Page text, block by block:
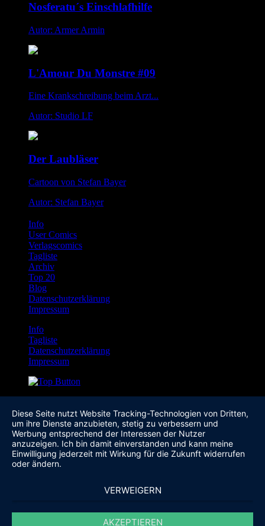
Nosferatu´s Einschlafhilfe
Autor: Armer Armin
L'Amour Du Monstre #09
Eine Krankschreibung beim Arzt...
Autor: Studio LF
Der Laubläser
Cartoon von Stefan Bayer
Autor: Stefan Bayer
Info
User Comics
Verlagscomics
Tagliste
Archiv
Top 20
Blog
Datenschutzerklärung
Impressum
Info
Tagliste
Datenschutzerklärung
Impressum
Diese Seite nutzt Website Tracking-Technologien von Dritten,
um ihre Dienste anzubieten, stetig zu verbessern und
Werbung entsprechend der Interessen der Nutzer
anzuzeigen. Ich bin damit einverstanden und kann meine
Einwilligung jederzeit mit Wirkung für die Zukunft widerrufen
oder ändern.
VERWEIGERN
AKZEPTIEREN